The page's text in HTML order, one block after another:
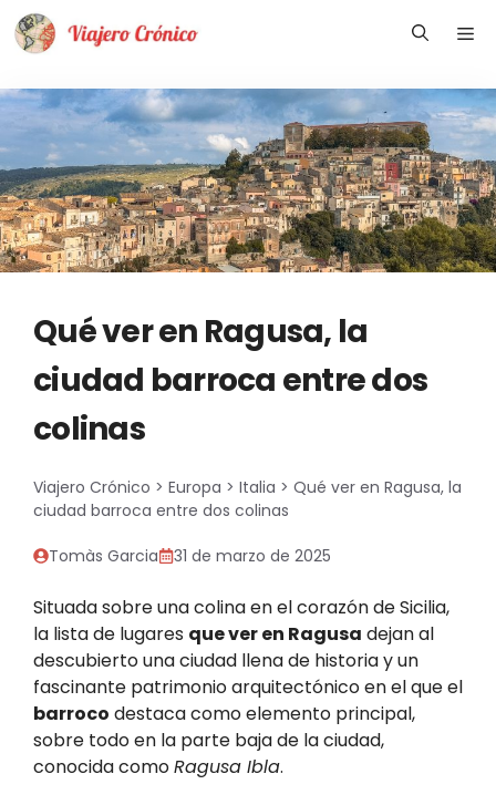
Saltar
Qué ver en Ragusa, la
ciudad barroca entre dos
colinas
Viajero Crónico > Europa > Italia > Qué ver en Ragusa, la
ciudad barroca entre dos colinas
Tomàs Garcia 31 de marzo de 2025
Situada sobre una colina en el corazón de Sicilia,
la lista de lugares que ver en Ragusa dejan al
descubierto una ciudad llena de historia y un
fascinante patrimonio arquitectónico en el que el
barroco destaca como elemento principal,
sobre todo en la parte baja de la ciudad,
conocida comoRagusa Ibla.